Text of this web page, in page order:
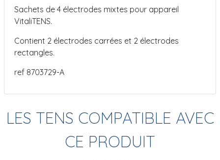
Sachets de 4 électrodes mixtes pour appareil
VitaliTENS.
Contient 2 électrodes carrées et 2 électrodes
rectangles.
ref 8703729-A
LES TENS COMPATIBLE AVEC
CE PRODUIT